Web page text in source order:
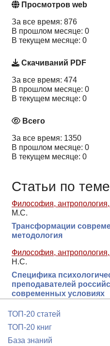
Просмотров web
За все время: 876
В прошлом месяце: 0
В текущем месяце: 0
Скачиваний PDF
За все время: 474
В прошлом месяце: 0
В текущем месяце: 0
Всего
За все время: 1350
В прошлом месяце: 0
В текущем месяце: 0
Статьи по теме
Философия, антропология,
М.С.
Трансформации
методология
Философия, антропология,
Н.С.
Специфика
преподавателей
современных условиях
ТОП-20 статей
ТОП-20 книг
База знаний